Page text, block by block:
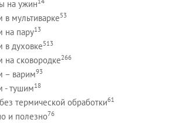
на ужин
в мультиварке53
на пару13
в духовке513
на сковородке266
– варим93
- тушим18
термической обработки61
и полезно76